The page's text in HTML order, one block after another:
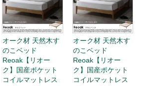
CATEGORY
カテゴリー